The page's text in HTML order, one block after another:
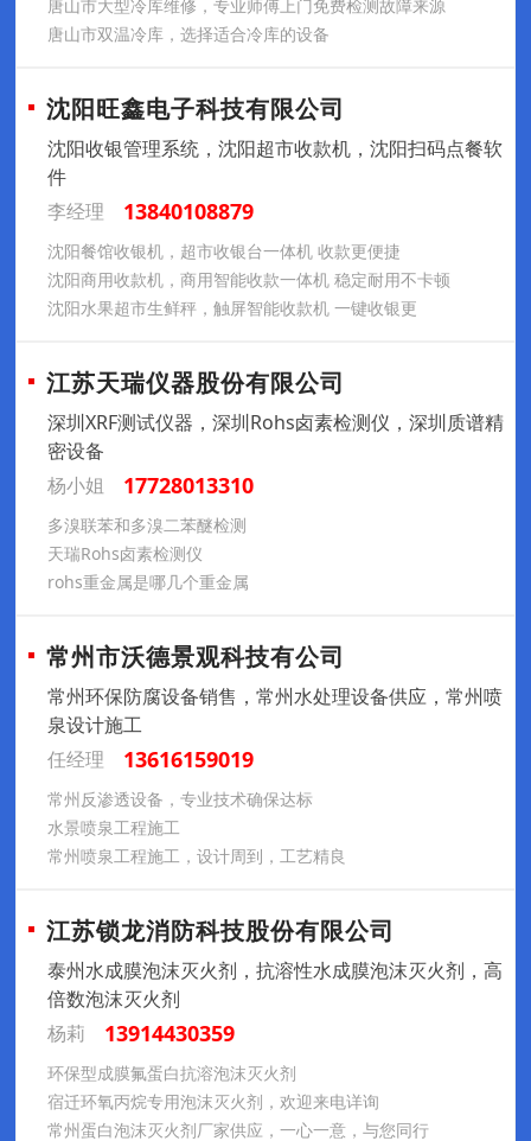
唐山市大型冷库维修，专业师傅上门免费检测故障来源
唐山市双温冷库，选择适合冷库的设备
沈阳旺鑫电子科技有限公司
沈阳收银管理系统，沈阳超市收款机，沈阳扫码点餐软
件
李经理
13840108879
沈阳餐馆收银机，超市收银台一体机 收款更便捷
沈阳商用收款机，商用智能收款一体机 稳定耐用不卡顿
沈阳水果超市生鲜秤，触屏智能收款机 一键收银更
江苏天瑞仪器股份有限公司
深圳XRF测试仪器，深圳Rohs卤素检测仪，深圳质谱精
密设备
杨小姐
17728013310
多溴联苯和多溴二苯醚检测
天瑞Rohs卤素检测仪
rohs重金属是哪几个重金属
常州市沃德景观科技有公司
常州环保防腐设备销售，常州水处理设备供应，常州喷
泉设计施工
任经理
13616159019
常州反渗透设备，专业技术确保达标
水景喷泉工程施工
常州喷泉工程施工，设计周到，工艺精良
江苏锁龙消防科技股份有限公司
泰州水成膜泡沫灭火剂，抗溶性水成膜泡沫灭火剂，高
倍数泡沫灭火剂
杨莉
13914430359
环保型成膜氟蛋白抗溶泡沫灭火剂
宿迁环氧丙烷专用泡沫灭火剂，欢迎来电详询
常州蛋白泡沫灭火剂厂家供应，一心一意，与您同行